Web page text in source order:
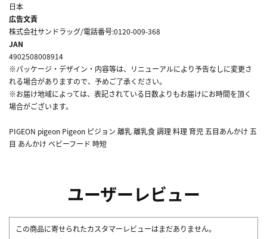
日本
広告文責
株式会社サンドラッグ/電話番号:0120-009-368
JAN
4902508008914
※パッケージ・デザイン・内容等は、リニューアルにより予告なしに変更さ
れる場合がありますので、予めご了承ください。
※お届け地域によっては、表記されている日数よりもお届けにお時間を頂く
場合がございます。
PIGEON pigeon Pigeon ピジョン 離乳 離乳食 調理 料理 育児 五目あんかけ 五
目 あんかけ ベビーフード 時短
ユーザーレビュー
この商品に寄せられたカスタマーレビューはまだありません。